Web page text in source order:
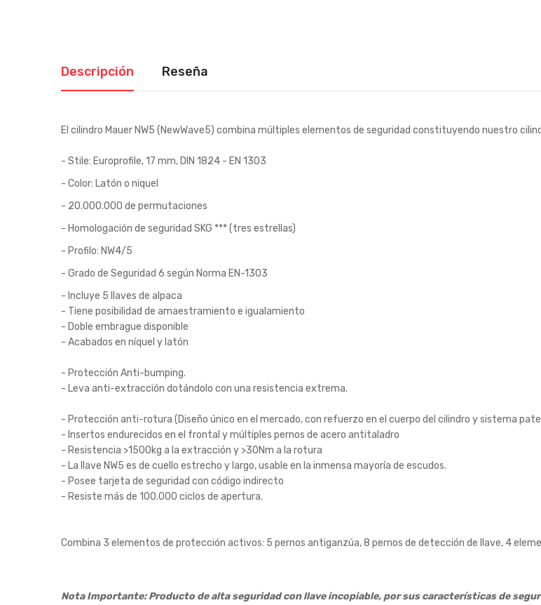
Descripción Reseña
El cilindro Mauer NW5 (NewWave5) combina múltiples elementos de seguridad constituyendo nuestro
- Stile: Europrofile, 17 mm, DIN 1824 - EN 1303
- Color: Latón o niquel
- 20.000.000 de permutaciones
- Homologación de seguridad SKG *** (tres estrellas)
- Profilo: NW4/5
- Grado de Seguridad 6 según Norma EN-1303
- Incluye 5 llaves de alpaca
- Tiene posibilidad de amaestramiento e igualamiento
- Doble embrague disponible
- Acabados en níquel y latón
- Protección Anti-bumping.
- Leva anti-extracción dotándolo con una resistencia extrema.
- Protección anti-rotura (Diseño único en el mercado, con refuerzo en el cuerpo del cilindro y sistema
- Insertos endurecidos en el frontal y múltiples pernos de acero antitaladro
- Resistencia >1500kg a la extracción y >30Nm a la rotura
- La llave NW5 es de cuello estrecho y largo, usable en la inmensa mayoría de escudos.
- Posee tarjeta de seguridad con código indirecto
- Resiste más de 100.000 ciclos de apertura.
Combina 3 elementos de protección activos: 5 pernos antiganzúa, 8 pernos de detección de llave, 4
Nota Importante: Producto de alta seguridad con llave incopiable, por sus características de